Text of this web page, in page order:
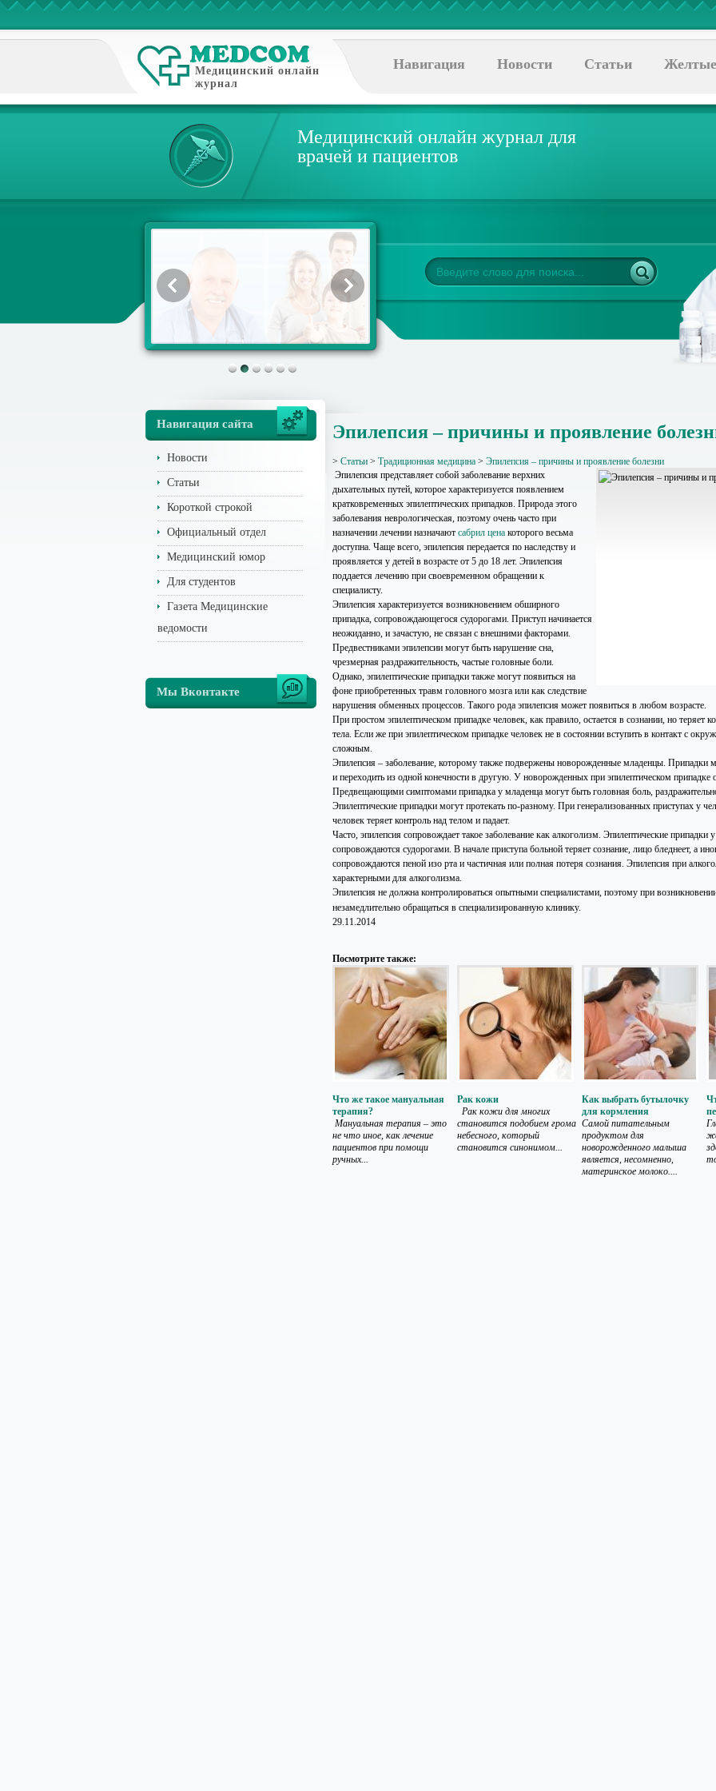
Медицинский онлайн
журнал
Навигация Новости Статьи
Медицинский онлайн журнал для
врачей и пациентов
Навигация сайта
Новости
Статьи
Короткой строкой
Официальный отдел
Медицинский юмор
Для студентов
Газета Медицинские
ведомости
Мы Вконтакте
Эпилепсия – причины и проявление
> Статьи > Традиционная медицина > Эпилепсия – причины и проявление болезни
Эпилепсия представляет собой заболевание верхних
дыхательных путей, которое характеризуется появлением
кратковременных эпилептических припадков. Природа этого
заболевания неврологическая, поэтому очень часто при
назначении лечении назначают сабрил цена которого весьма
доступна. Чаще всего, эпилепсия передается по наследству и
проявляется у детей в возрасте от 5 до 18 лет. Эпилепсия
поддается лечению при своевременном обращении к
специалисту.
Эпилепсия характеризуется возникновением обширного
припадка, сопровождающегося судорогами. Приступ начинается
неожиданно, и зачастую, не связан с внешними факторами.
Предвестниками эпилепсии могут быть нарушение сна,
чрезмерная раздражительность, частые головные боли.
Однако, эпилептические припадки также могут появиться на
фоне приобретенных травм головного мозга или как следствие
нарушения обменных процессов. Такого рода эпилепсия может появиться в любом возрасте.
При простом эпилептическом припадке человек, как правило, остается в сознании, но теряет
тела. Если же при эпилептическом припадке человек не в состоянии вступить в контакт с
сложным.
Эпилепсия – заболевание, которому также подвержены новорожденные младенцы. Припадки
и переходить из одной конечности в другую. У новорожденных при эпилептическом припадке
Предвещающими симптомами припадка у младенца могут быть головная боль,
Эпилептические припадки могут протекать по-разному. При генерализованных приступах у
человек теряет контроль над телом и падает.
Часто, эпилепсия сопровождает такое заболевание как алкоголизм. Эпилептические припадки
сопровождаются судорогами. В начале приступа больной теряет сознание, лицо бледнеет, а
сопровождаются пеной изо рта и частичная или полная потеря сознания. Эпилепсия при
характерными для алкоголизма.
Эпилепсия не должна контролироваться опытными специалистами, поэтому при
незамедлительно обращаться в специализированную клинику.
29.11.2014
Посмотрите также:
Что же такое мануальная
терапия?
Мануальная терапия – это
не что иное, как лечение
пациентов при помощи
ручных...
Рак кожи
Рак кожи для многих
становится подобием грома
небесного, который
становится синонимом...
Как выбрать бутылочку
для кормления
Самой питательным
продуктом для
новорожденного малыша
является, несомненно,
материнское молоко....